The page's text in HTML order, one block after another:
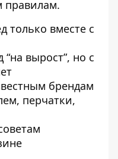
правилам.
только вместе с
вырост”, но с
брендам
перчатки,